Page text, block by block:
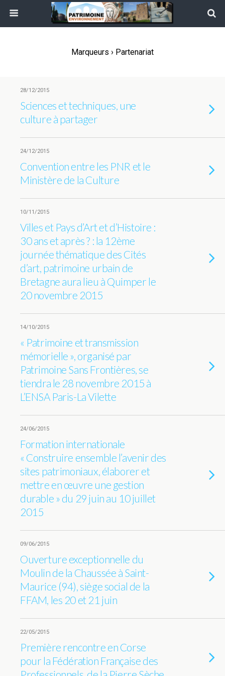
Marqueurs › Partenariat
28/12/2015
Sciences et techniques, une
culture à partager
24/12/2015
Convention entre les PNR et le
Ministère de la Culture
10/11/2015
Villes et Pays d’Art et d’Histoire :
30 ans et après ? : la 12ème
journée thématique des Cités
d’art, patrimoine urbain de
Bretagne aura lieu à Quimper le
20 novembre 2015
14/10/2015
« Patrimoine et transmission
mémorielle », organisé par
Patrimoine Sans Frontières, se
tiendra le 28 novembre 2015 à
L’ENSA Paris-La Vilette
24/06/2015
Formation internationale
« Construire ensemble l’avenir des
sites patrimoniaux, élaborer et
mettre en œuvre une gestion
durable » du 29 juin au 10 juillet
2015
09/06/2015
Ouverture exceptionnelle du
Moulin de la Chaussée à Saint-
Maurice (94), siège social de la
FFAM, les 20 et 21 juin
22/05/2015
Première rencontre en Corse
pour la Fédération Française des